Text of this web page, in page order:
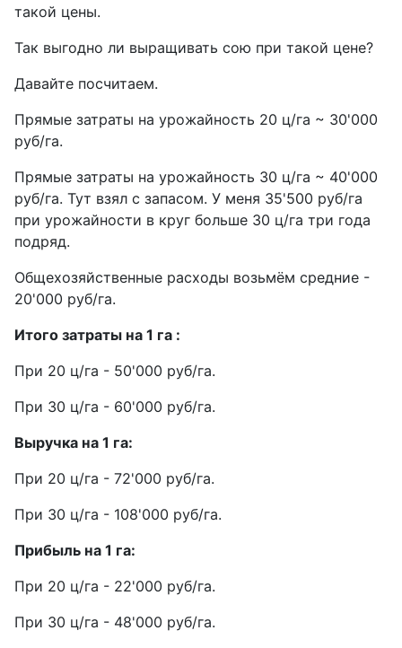
такой цены.
Так выгодно ли выращивать сою при такой цене?
Давайте посчитаем.
Прямые затраты на урожайность 20 ц/га ~ 30'000
руб/га.
Прямые затраты на урожайность 30 ц/га ~ 40'000
руб/га. Тут взял с запасом. У меня 35'500 руб/га
при урожайности в круг больше 30 ц/га три года
подряд.
Общехозяйственные расходы возьмём средние -
20'000 руб/га.
Итого затраты на 1 га :
При 20 ц/га - 50'000 руб/га.
При 30 ц/га - 60'000 руб/га.
Выручка на 1 га:
При 20 ц/га - 72'000 руб/га.
При 30 ц/га - 108'000 руб/га.
Прибыль на 1 га:
При 20 ц/га - 22'000 руб/га.
При 30 ц/га - 48'000 руб/га.